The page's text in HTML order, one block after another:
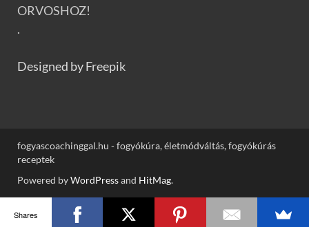
ORVOSHOZ!
.
Designed by Freepik
fogyascoachinggal.hu - fogyókúra, életmódváltás, fogyókúrás
receptek
Powered byWordPressand HitMag.
Shares